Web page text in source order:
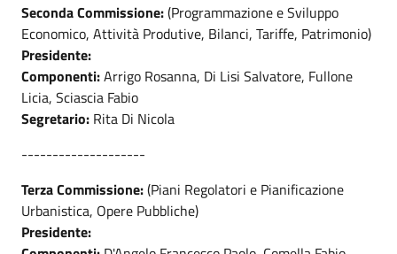
Seconda Commissione:(Programmazione e Sviluppo
Economico, Attività Produtive, Bilanci, Tariffe, Patrimonio)
Presidente:
Componenti:Arrigo Rosanna, Di Lisi Salvatore, Fullone
Licia, Sciascia Fabio
Segretario: Rita Di Nicola
--------------------
Terza Commissione:(Piani Regolatori e Pianificazione
Urbanistica, Opere Pubbliche)
Presidente: